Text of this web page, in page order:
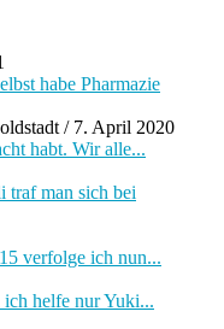
habe Pharmazie
/ 7. April 2020
habt. Wir alle...
traf man sich bei
verfolge ich nun...
helfe nur Yuki...